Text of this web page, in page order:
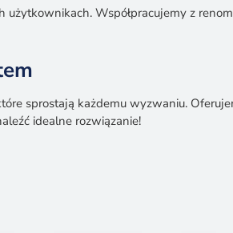
Współpracujemy z
sprostają każdemu wyzwaniu.
idealne rozwiązanie!